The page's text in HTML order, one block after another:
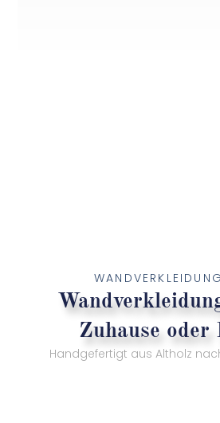
Zuhause oder
Handgefertigt aus Altholz